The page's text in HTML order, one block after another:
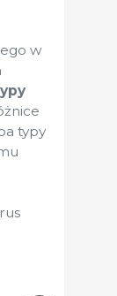
w
typy